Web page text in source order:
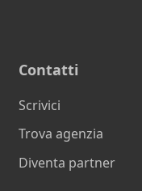
Contatti
Scrivici
Trova agenzia
Diventa partner